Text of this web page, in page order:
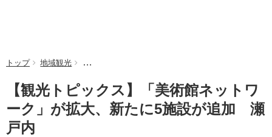
トップ 地域観光 【観光トピックス】「美術館ネットワーク」が拡大
【観光トピックス】「美術館ネットワ
ーク」が拡大、新たに5施設が追加 瀬
戸内